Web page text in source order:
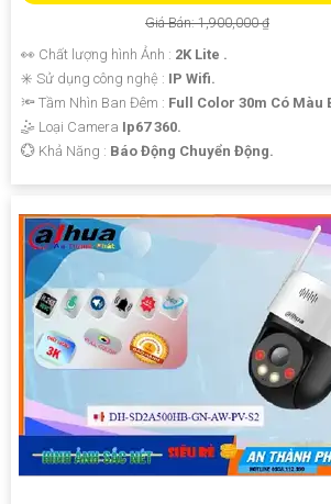
Giá Bán: 1,900,000 ₫
👀 Chất lượng hình Ảnh : 2K Lite .
✳️ Sử dụng công nghệ : IP Wifi.
🔦 Tầm Nhìn Ban Đêm : Full Color 30m Có Màu
🤹 Loại Camera Ip67 360.
️💮 Khả Năng : Báo Động Chuyển Động.